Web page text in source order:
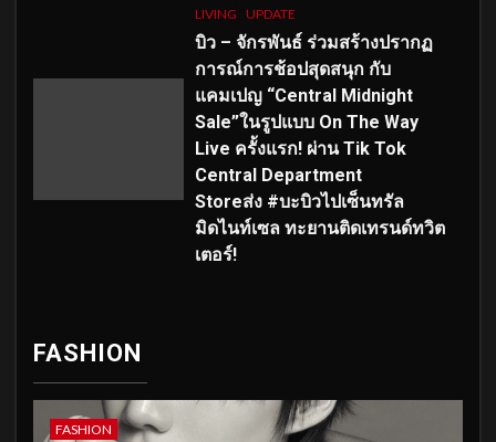
LIVING UPDATE
บิว – จักรพันธ์ ร่วมสร้างปรากฏ
การณ์การช้อปสุดสนุก กับ
แคมเปญ “Central Midnight
Sale”ในรูปแบบ On The Way
Live ครั้งแรก! ผ่าน Tik Tok
Central Department
Storeส่ง #บะบิวไปเซ็นทรัล
มิดไนท์เซล ทะยานติดเทรนด์ทวิต
เตอร์!
FASHION
FASHION